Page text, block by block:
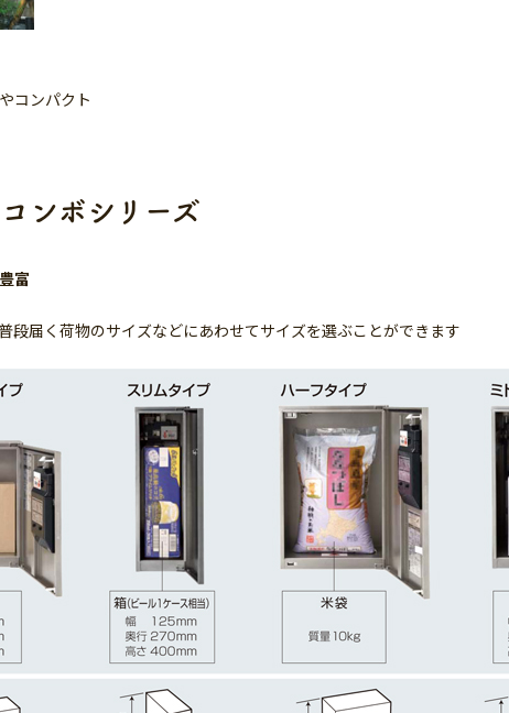
コンパクト
コンボシリーズ
富
段届く荷物のサイズなどにあわせてサイズを選ぶことができます